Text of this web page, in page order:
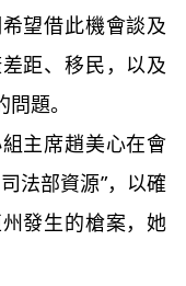
望借此機會談及
距、移民，以及
題。
主席趙美心在會
法部資源”，以確
發生的槍案，她